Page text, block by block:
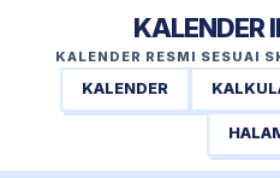
KALENDER
KALENDER RESMI SESUAI
KALENDER